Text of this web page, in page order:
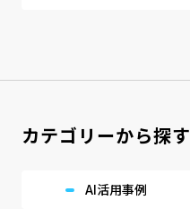
カテゴリーから探す
AI活用事例